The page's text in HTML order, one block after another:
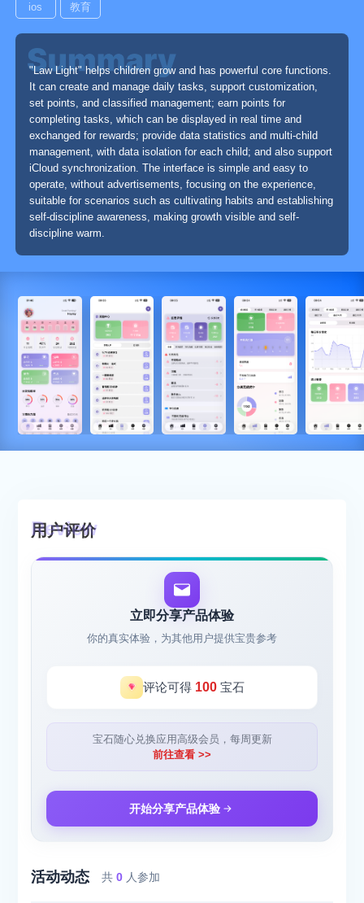
ios 教育
"Law Light" helps children grow and has powerful core functions.
It can create and manage daily tasks, support customization,
set points, and classified management; earn points for
completing tasks, which can be displayed in real time and
exchanged for rewards; provide data statistics and multi-child
management, with data isolation for each child; and also support
iCloud synchronization. The interface is simple and easy to
operate, without advertisements, focusing on the experience,
suitable for scenarios such as cultivating habits and establishing
self-discipline awareness, making growth visible and self-
discipline warm.
用户评价
立即分享产品体验
你的真实体验，为其他用户提供宝贵参考
评论可得 100宝石
宝石随心兑换应用高级会员，每周更新
前往查看 >>
开始分享产品体验
活动动态 共0 人参加